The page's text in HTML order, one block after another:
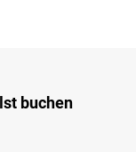
buchen